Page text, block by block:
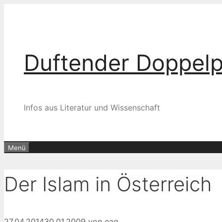
Duftender
Infos aus Literatur und Wissenschaft
Menü
Der Islam in Österreich